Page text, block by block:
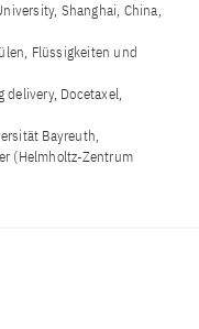
Shanghai, China,
Flüssigkeiten und
Docetaxel,
Bayreuth,
(Helmholtz-Zentrum